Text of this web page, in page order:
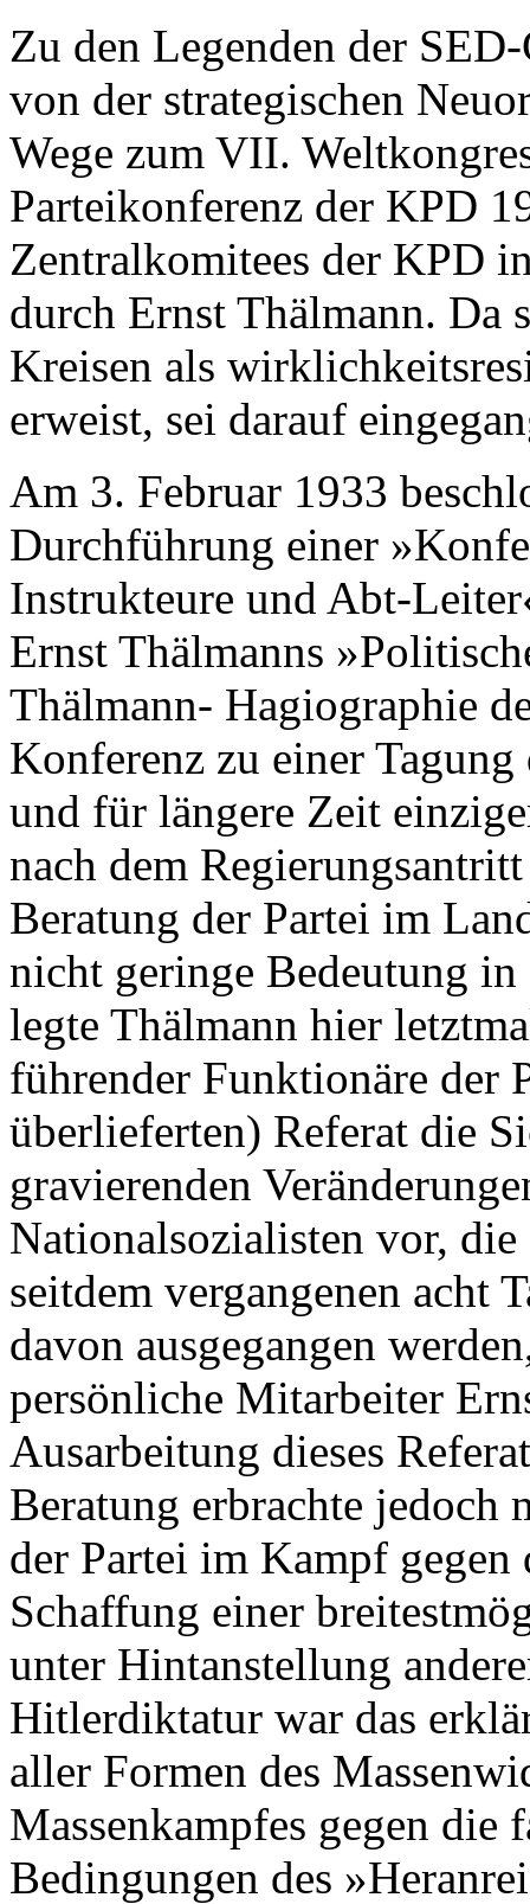
Zu den Legenden der
von der strategischen
Wege zum VII.
Parteikonferenz der KPD
Zentralkomitees der KPD
durch Ernst Thälmann. Da
Kreisen als
erweist, sei darauf
Am 3. Februar 1933
Durchführung einer
Instrukteure und Abt-
Ernst Thälmanns
Thälmann- Hagiographie
Konferenz zu einer
und für längere Zeit
nach dem
Beratung der Partei im
nicht geringe Bedeutung
legte Thälmann hier
führender Funktionäre der
überlieferten) Referat die
gravierenden
Nationalsozialisten vor,
seitdem vergangenen acht
davon ausgegangen
persönliche Mitarbeiter
Ausarbeitung dieses
Beratung erbrachte jedoch
der Partei im Kampf
Schaffung einer
unter Hintanstellung
Hitlerdiktatur war das
aller Formen des
Massenkampfes gegen die
Bedingungen des